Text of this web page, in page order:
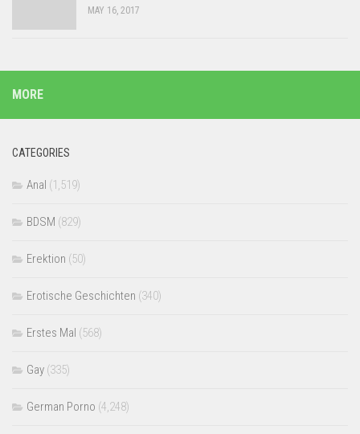
MAY 16, 2017
MORE
CATEGORIES
Anal (1,519)
BDSM (829)
Erektion (50)
Erotische Geschichten (340)
Erstes Mal (568)
Gay (335)
German Porno (4,248)